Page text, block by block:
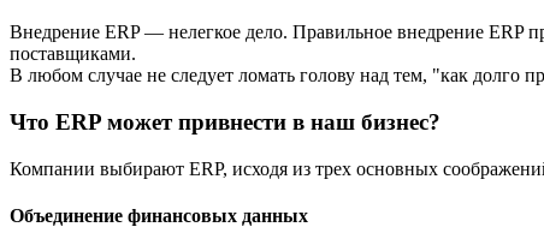
Внедрение ERP — нелегкое дело. Правильное внедрение ERP
поставщиками.
В любом случае не следует ломать голову над тем, "как долго
Что ERP может привнести в наш бизнес?
Компании выбирают ERP, исходя из трех основных
Объединение финансовых данных